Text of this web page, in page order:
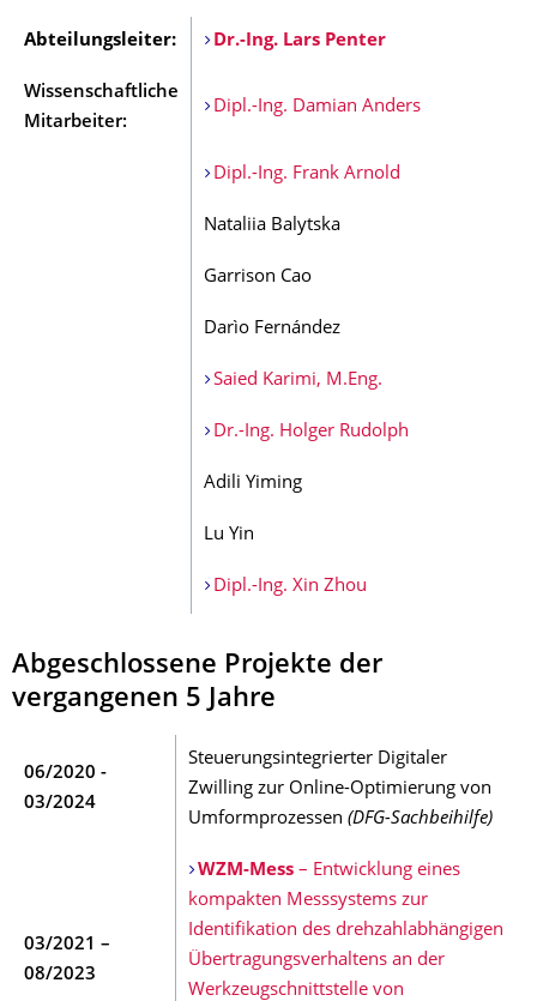
Abteilungsleiter: Dr.-Ing. Lars Penter
Wissenschaftliche
Mitarbeiter:
Dipl.-Ing. Damian Anders
Dipl.-Ing. Frank Arnold
Nataliia Balytska
Garrison Cao
Darìo Fernández
Saied Karimi, M.Eng.
Dr.-Ing. Holger Rudolph
Adili Yiming
Lu Yin
Dipl.-Ing. Xin Zhou
Abgeschlossene Projekte der
vergangenen 5 Jahre
06/2020 -
03/2024
Steuerungsintegrierter Digitaler
Zwilling zur Online-Optimierung von
Umformprozessen (DFG-Sachbeihilfe)
03/2021 –
08/2023
WZM-Mess – Entwicklung eines
kompakten Messsystems zur
Identifikation des drehzahlabhängigen
Übertragungsverhaltens an der
Werkzeugschnittstelle von